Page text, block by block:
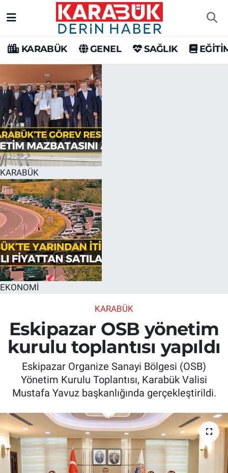
KARABÜK GENEL SAĞLIK
KARABÜK
EKONOMİ
KARABÜK
Eskipazar OSB yönetim
kurulu toplantısı yapıldı
Eskipazar Organize Sanayi Bölgesi (OSB)
Yönetim Kurulu Toplantısı, Karabük Valisi
Mustafa Yavuz başkanlığında gerçekleştirildi.
Karabük Hava Durumu
Karabük Trafik Yoğunluk Haritası
Süper Lig Puan Durumu ve Fikstür
Tüm Manşetler
Son Dakika Haberleri
Haber Arşivi